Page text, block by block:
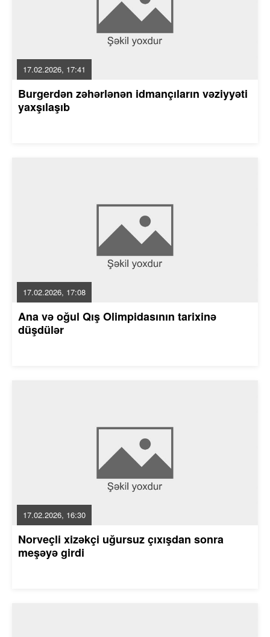
17.02.2026, 17:41
Burgerdən zəhərlənən idmançıların vəziyyəti
yaxşılaşıb
17.02.2026, 17:08
Ana və oğul Qış Olimpidasının tarixinə
düşdülər
17.02.2026, 16:30
Norveçli xizəkçi uğursuz çıxışdan sonra
meşəyə girdi